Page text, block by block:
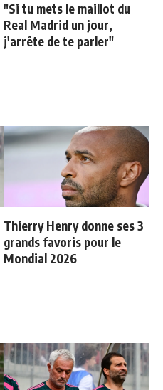
"Si tu mets le maillot du
Real Madrid un jour,
j'arrête de te parler"
Thierry Henry donne ses 3
grands favoris pour le
Mondial 2026